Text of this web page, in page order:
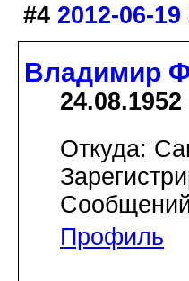
#4 2012-06-
Владимир
Откуда:
Профиль